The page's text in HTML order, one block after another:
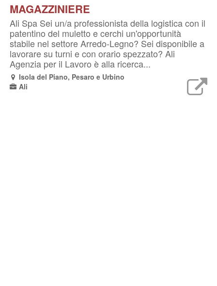
MAGAZZINIERE
Ali Spa Sei un/a professionista della logistica con il
patentino del muletto e cerchi un'opportunità
stabile nel settore Arredo-Legno? Sei disponibile a
lavorare su turni e con orario spezzato? Ali
Agenzia per il Lavoro è alla ricerca...
Isola del Piano, Pesaro e Urbino
Ali